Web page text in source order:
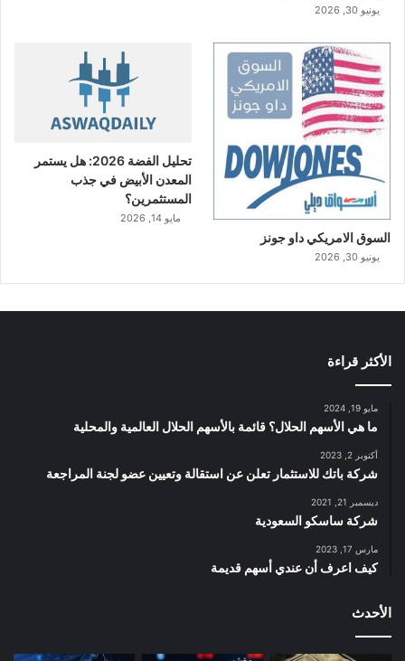
يونيو 30, 2026
السوق الامريكي داو جونز
يونيو 30, 2026
تحليل الفضة 2026: هل يستمر
المعدن الأبيض في جذب
المستثمرين؟
مايو 14, 2026
الأكثر قراءة
مايو 19, 2024
ما هي الأسهم الحلال؟ قائمة بالأسهم الحلال العالمية والمحلية
أكتوبر 2, 2023
شركة باتك للاستثمار تعلن عن استقالة وتعيين عضو لجنة المراجعة
ديسمبر 21, 2021
شركة ساسكو السعودية
مارس 17, 2023
كيف اعرف أن عندي أسهم قديمة
الأحدث